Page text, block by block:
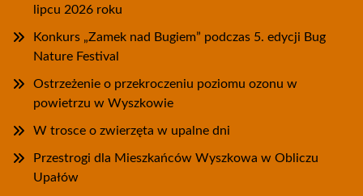
lipcu 2026 roku
Konkurs „Zamek nad Bugiem” podczas 5. edycji Bug
Nature Festival
Ostrzeżenie o przekroczeniu poziomu ozonu w
powietrzu w Wyszkowie
W trosce o zwierzęta w upalne dni
Przestrogi dla Mieszkańców Wyszkowa w Obliczu
Upałów